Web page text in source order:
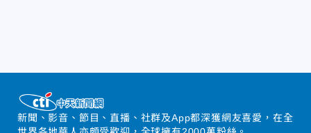
新聞、影音、節目、直播、社群及App都深獲網友喜愛，在全